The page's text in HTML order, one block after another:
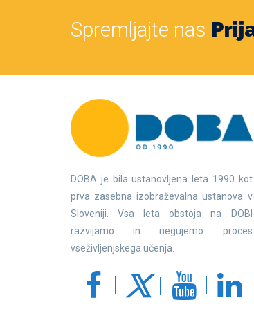
Spremljajte nas
DOBA je bila ustanovljena leta 1990 kot
prva zasebna izobraževalna ustanova v
Sloveniji. Vsa leta obstoja na DOBI
razvijamo in negujemo proces
vseživljenjskega učenja.